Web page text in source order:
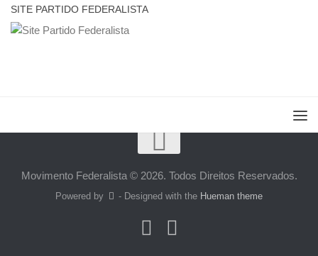
SITE PARTIDO FEDERALISTA
Movimento Federalista © 2026. Todos Direitos Reservados.
Powered by - Designed with the Hueman theme